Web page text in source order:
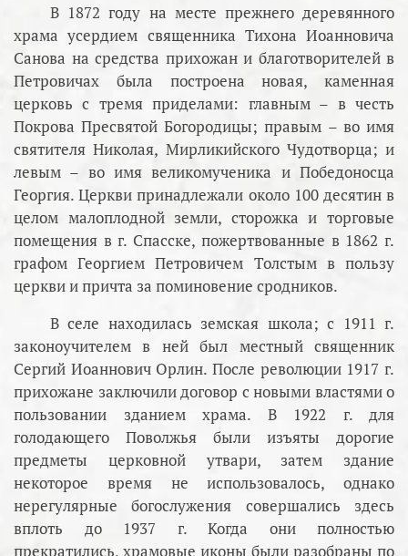
В 1872 году на месте прежнего деревянного
храма усердием священника Тихона Иоанновича
Санова на средства прихожан и благотворителей в
Петровичах была построена новая, каменная
церковь с тремя приделами: главным – в честь
Покрова Пресвятой Богородицы; правым – во имя
святителя Николая, Мирликийского Чудотворца; и
левым – во имя великомученика и Победоносца
Георгия. Церкви принадлежали около 100 десятин в
целом малоплодной земли, сторожка и торговые
помещения в г. Спасске, пожертвованные в 1862 г.
графом Георгием Петровичем Толстым в пользу
церкви и причта за поминовение сродников.
В селе находилась земская школа; с 1911 г.
законоучителем в ней был местный священник
Сергий Иоаннович Орлин. После революции 1917 г.
прихожане заключили договор с новыми властями о
пользовании зданием храма. В 1922 г. для
голодающего Поволжья были изъяты дорогие
предметы церковной утвари, затем здание
некоторое время не использовалось, однако
нерегулярные богослужения совершались здесь
вплоть до 1937 г. Когда они полностью
прекратились, храмовые иконы были разобраны по